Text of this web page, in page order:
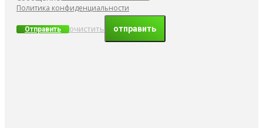
Политика конфиденциальности
Отправить очистить